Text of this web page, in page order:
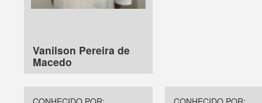
Vanilson Pereira de
Macedo